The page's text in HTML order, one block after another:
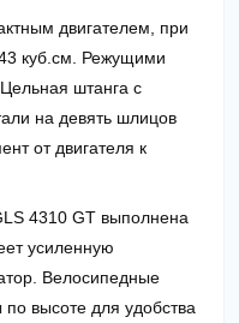
двигателем, при
куб.см. Режущими
штанга с
на девять шлицов
от двигателя к
4310 GT выполнена
усиленную
Велосипедные
по высоте для удобства